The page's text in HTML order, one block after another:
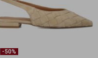
-50%